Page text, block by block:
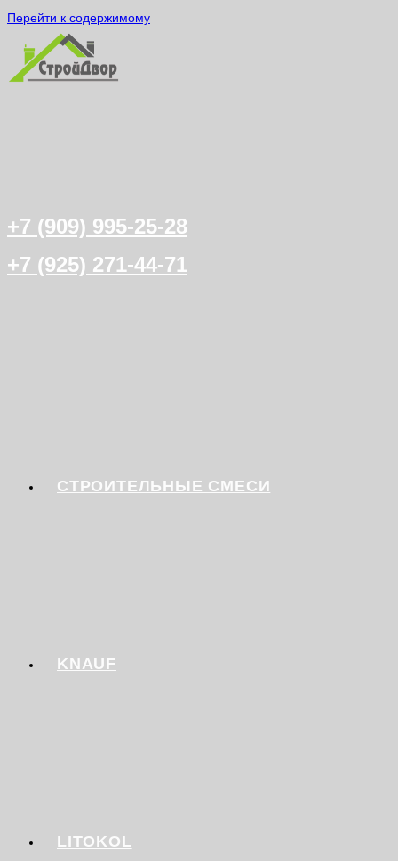
Перейти к содержимому
+7 (909) 995-25-28
+7 (925) 271-44-71
СТРОИТЕЛЬНЫЕ СМЕСИ
KNAUF
LITOKOL